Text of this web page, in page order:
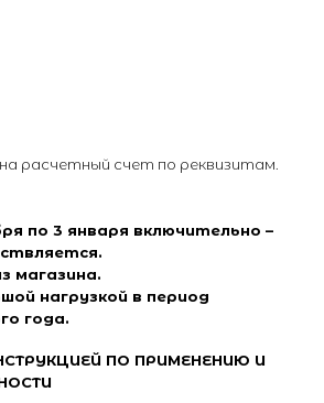
расчетный счет по реквизитам.
по 3 января включительно –
магазина.
нагрузкой в период
года.
ПО ПРИМЕНЕНИЮ И